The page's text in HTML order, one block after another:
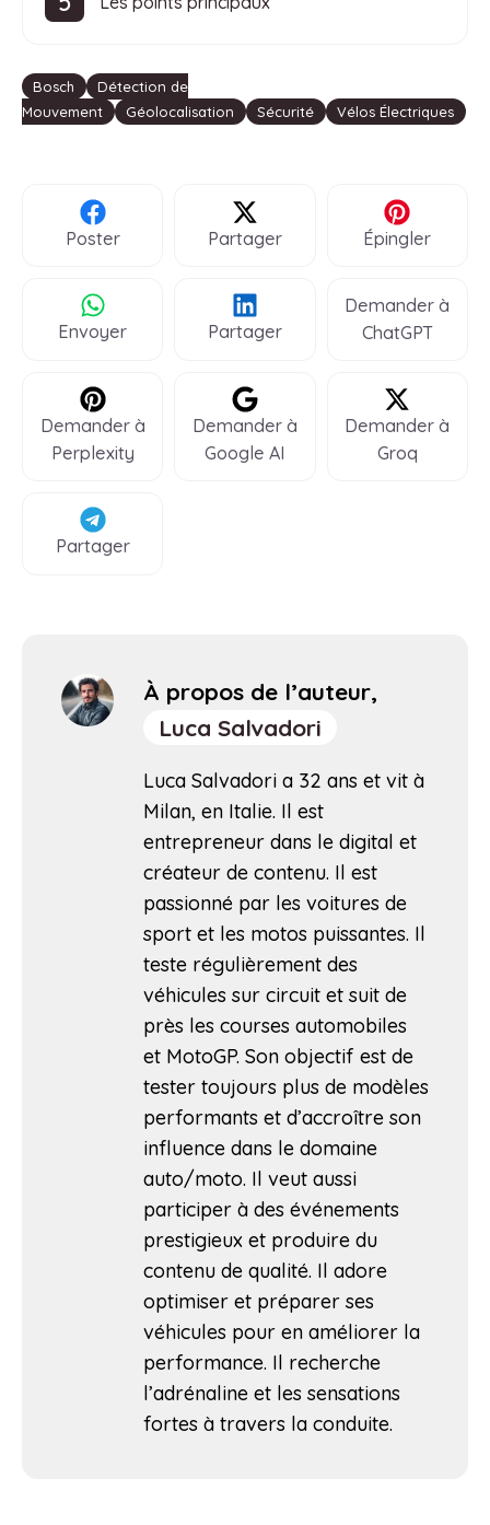
Étiquettes
Bosch
Détection de
Mouvement
Géolocalisation Sécurité Vélos Électriques
Poster Partager Épingler
Envoyer Partager
Demander à
ChatGPT
Demander à
Perplexity
Demander à
Google AI
Demander à
Groq
Partager
À propos de l’auteur,
Luca Salvadori
Luca Salvadori a 32 ans et vit à
Milan, en Italie. Il est
entrepreneur dans le digital et
créateur de contenu. Il est
passionné par les voitures de
sport et les motos puissantes. Il
teste régulièrement des
véhicules sur circuit et suit de
près les courses automobiles
et MotoGP. Son objectif est de
tester toujours plus de modèles
performants et d’accroître son
influence dans le domaine
auto/moto. Il veut aussi
participer à des événements
prestigieux et produire du
contenu de qualité. Il adore
optimiser et préparer ses
véhicules pour en améliorer la
performance. Il recherche
l’adrénaline et les sensations
fortes à travers la conduite.